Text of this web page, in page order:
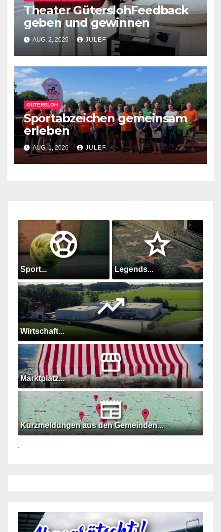
Theater GüterslohFeedback
geben und gewinnen
AUG. 2, 2026 JULEF
GÜTERSLOH
Sportabzeichen gemeinsam
erleben
AUG. 1, 2026 JULEF
Sport... Legends...
Wirtschaft...
Marktplatz...
Kurzmeldungen aus den Gemeinden...
.